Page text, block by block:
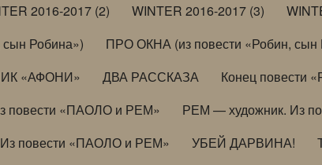
2016-2017 (2) WINTER 2016-2017 (3)
Робина»)
ПРО ОКНА (из повести «Робин, сын
«АФОНИ» ДВА РАССКАЗА Конец повести
повести «ПАОЛО и РЕМ»
РЕМ — художник. Из
повести «ПАОЛО и РЕМ» УБЕЙ ДАРВИНА!